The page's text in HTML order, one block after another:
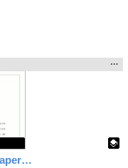
Concurso Esópera 4 IES Sapere Aude
la
…